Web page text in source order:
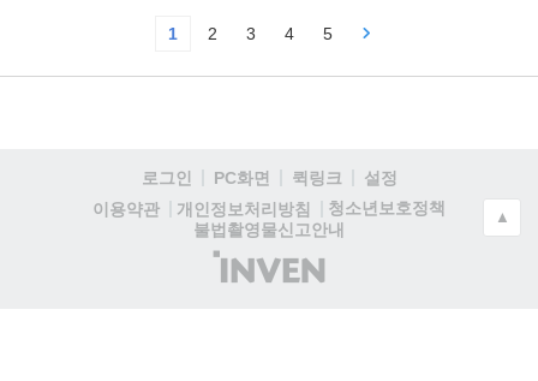
1 2 3 4 5
로그인 PC화면 퀵링크
설정
이용약관
개인정보처리방침
청소년보호정책
불법촬영물신고안내
(주)
인
▲